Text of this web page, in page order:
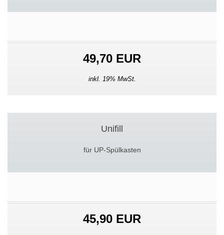
49,70 EUR
inkl. 19% MwSt.
Unifill
für UP-Spülkasten
45,90 EUR